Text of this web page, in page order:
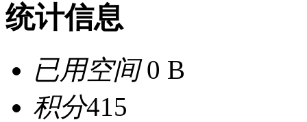
统计信息
已用空间0 B
积分415